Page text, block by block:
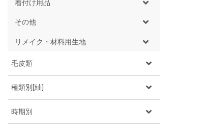
着付け用品
その他
リメイク・材料用生地
毛皮類
種類別[紬]
時期別